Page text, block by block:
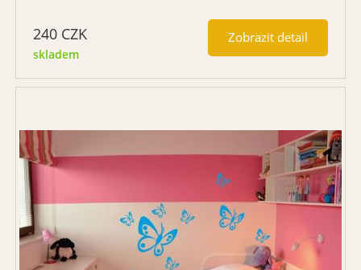
skladem
Zobrazit detail
240 CZK